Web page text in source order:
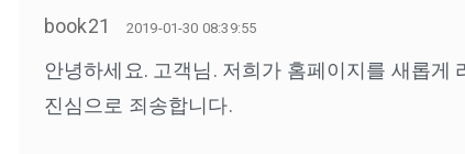
book21 2019-01-30 08:39:55
안녕하세요. 고객님. 저희가 홈페이지를 새롭게
진심으로 죄송합니다.